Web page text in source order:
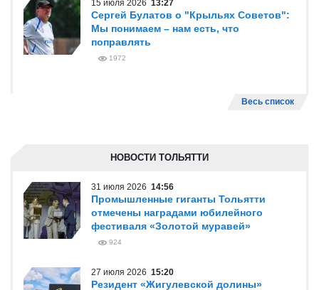
15 июля 2026 13:27
Сергей Булатов о "Крыльях Советов":
Мы понимаем – нам есть, что
поправлять
1972
Весь список
НОВОСТИ ТОЛЬЯТТИ
31 июля 2026 14:56
Промышленные гиганты Тольятти
отмечены наградами юбилейного
фестиваля «Золотой муравей»
924
27 июля 2026 15:20
Резидент «Жигулевской долины»